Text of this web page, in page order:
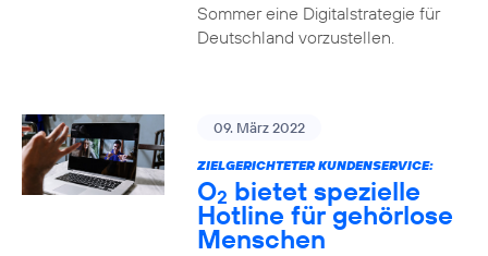
Sommer eine Digitalstrategie für
Deutschland vorzustellen.
09. März 2022
ZIELGERICHTETER KUNDENSERVICE:
O2 bietet spezielle
Hotline für gehörlose
Menschen